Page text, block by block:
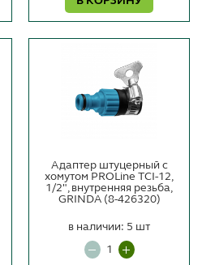
Адаптер штуцерный с
хомутом PROLine TCI-12,
1/2", внутренняя резьба,
GRINDA (8-426320)
в наличии: 5 шт